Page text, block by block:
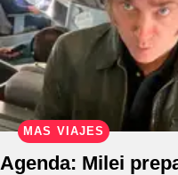
MÁS VIAJES
Agenda: Milei